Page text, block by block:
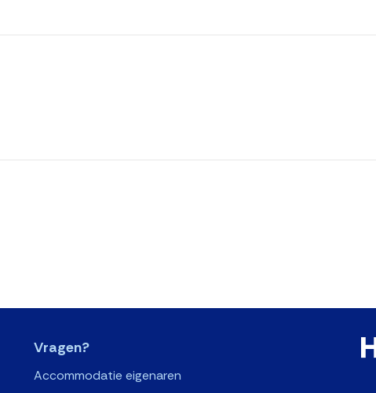
Vragen?
Accommodatie eigenaren